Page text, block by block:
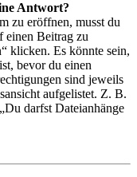
Antwort?
zu eröffnen, musst du
einen Beitrag zu
klicken. Es könnte sein,
bevor du einen
sind jeweils
aufgelistet. Z. B.
darfst Dateianhänge